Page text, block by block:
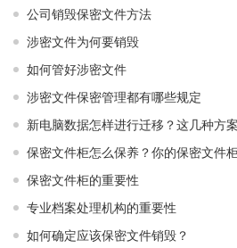
公司销毁保密文件方法
涉密文件为何要销毁
如何管好涉密文件
涉密文件保密管理都有哪些规定
新电脑数据怎样进行迁移？这几种方
保密文件柜怎么保养？你的保密文件
保密文件柜的重要性
专业档案处理机构的重要性
如何确定应该保密文件销毁？